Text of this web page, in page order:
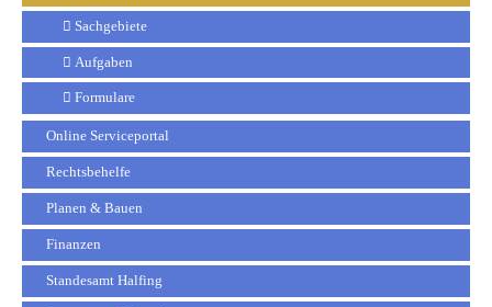
Sachgebiete
Aufgaben
Formulare
Online Serviceportal
Rechtsbehelfe
Planen & Bauen
Finanzen
Standesamt Halfing